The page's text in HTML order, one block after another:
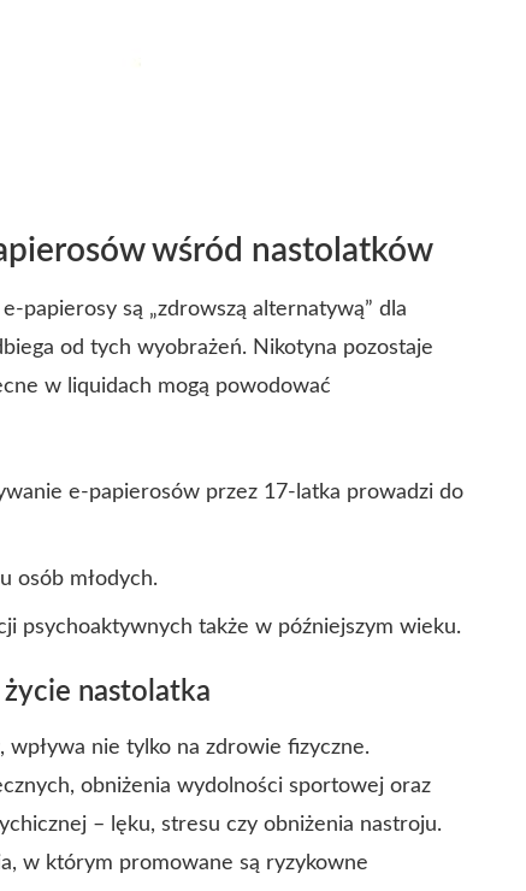
wśród nastolatków
papierosy są „zdrowszą alternatywą” dla
od tych wyobrażeń. Nikotyna pozostaje
w liquidach mogą powodować
e-papierosów przez 17-latka prowadzi do
osób młodych.
psychoaktywnych także w późniejszym wieku.
nastolatka
wpływa nie tylko na zdrowie fizyczne.
obniżenia wydolności sportowej oraz
– lęku, stresu czy obniżenia nastroju.
w którym promowane są ryzykowne